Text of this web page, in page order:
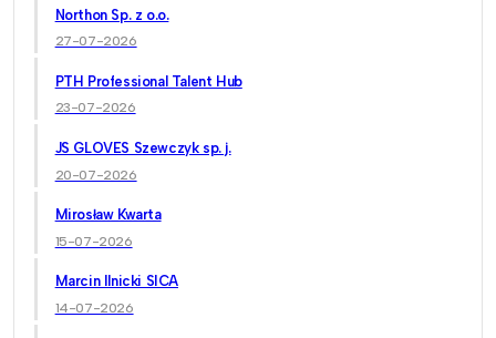
Northon Sp. z o.o.
27-07-2026
PTH Professional Talent Hub
23-07-2026
JS GLOVES Szewczyk sp. j.
20-07-2026
Mirosław Kwarta
15-07-2026
Marcin Ilnicki SICA
14-07-2026